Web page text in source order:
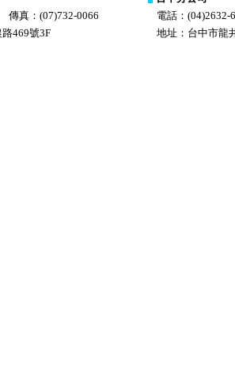
傳真：(07)732-0066
469號3F
電話：(04)2632-
地址：台中市龍